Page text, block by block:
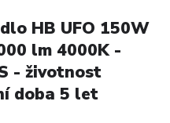
HB UFO 150W
lm 4000K -
- životnost
doba 5 let